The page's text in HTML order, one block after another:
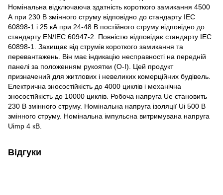
Номінальна відключаюча здатність короткого замикання 4500
А при 230 В змінного струму відповідно до стандарту IEC
60898-1 і 25 кА при 24-48 В постійного струму відповідно до
стандарту EN/IEC 60947-2. Повністю відповідає стандарту IEC
60898-1. Захищає від струмів короткого замикання та
перевантажень. Він має індикацію несправності на передній
панелі за положенням рукоятки (O-I). Цей продукт
призначений для житлових і невеликих комерційних будівель.
Електрична зносостійкість до 4000 циклів і механічна
зносостійкість до 10000 циклів. Робоча напруга Ue становить
230 В змінного струму. Номінальна напруга ізоляції Ui 500 В
змінного струму. Номінальна імпульсна витримувана напруга
Uimp 4 кВ.
Відгуки